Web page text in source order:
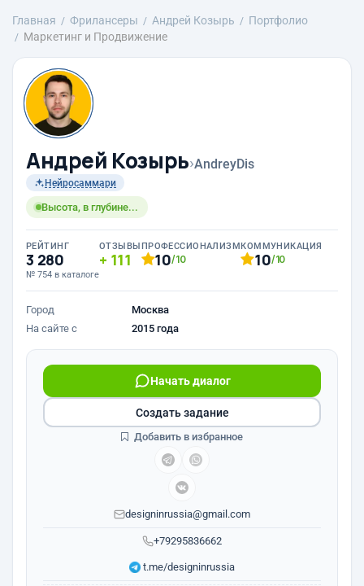
Главная Фрилансеры Андрей Козырь
Портфолио
Маркетинг и Продвижение
Андрей Козырь›AndreyDis
Нейросаммари
Высота, в глубине...
РЕЙТИНГ
3 280
№ 754 в каталоге
ОТЗЫВЫ
111
ПРОФЕССИОНАЛИЗМ
10/10
КОММУНИКАЦИЯ
10/10
Город
Москва
На сайте с
2015 года
+79295836662
Начать диалог
designinrussia@gmail.com
t.me/designinrussia
Создать задание
Добавить в избранное